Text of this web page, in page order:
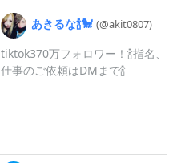
あきるな🍾🐩 (@akit0807)
tiktok370万フォロワー！🍾指名、
仕事のご依頼はDMまで🍾